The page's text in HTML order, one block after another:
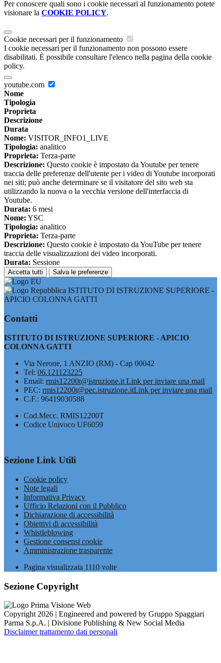
Per conoscere quali sono i cookie necessari al funzionamento potete
visionare la COOKIE POLICY.
Cookie necessari per il funzionamento
I cookie necessari per il funzionamento non possono essere
disabilitati. È possibile consultare l'elenco nella pagina della cookie
policy.
youtube.com
Nome
Tipologia
Proprieta
Descrizione
Durata
Nome: VISITOR_INFO1_LIVE
Tipologia: analitico
Proprieta: Terza-parte
Descrizione: Questo cookie è impostato da Youtube per tenere
traccia delle preferenze dell'utente per i video di Youtube incorporati
nei siti; può anche determinare se il visitatore del sito web sta
utilizzando la nuova o la vecchia versione dell'interfaccia di
Youtube.
Durata: 6 mesi
Nome: YSC
Tipologia: analitico
Proprieta: Terza-parte
Descrizione: Questo cookie è impostato da YouTube per tenere
traccia delle visualizzazioni dei video incorporati.
Durata: Sessione
Accetta tutti Salva le preferenze
ISTITUTO DI ISTRUZIONE SUPERIORE -
APICIO COLONNA GATTI
Contatti
ISTITUTO DI ISTRUZIONE SUPERIORE - APICIO
COLONNA GATTI
Via Nerone, 1 ANZIO (RM) - Cap 00042
Tel: 06.121123225
Email: rmis12200t@istruzione.it Link per inviare una mail
PEC: rmis12200t@pec.istruzione.itLink per inviare una mail
C.F.: 96419030588
Cod.Mecc. RMIS12200T
Codice Univoco UF6059
Sezione Link Utili
Cookie policy
Note legali
Informativa Privacy
Ufficio Relazioni con il Pubblico
Dichiarazione di accessibilità
Obiettivi di accessibilità
Whistleblowing
Gestione consensi cookie
Amministrazione trasparente
Pagina visualizzata 1110 volte
Sezione Copyright
Copyright 2026 | Engineered and powered by Gruppo Spaggiari
Parma S.p.A. | Divisione Publishing & New Social Media
Disclaimer trattamento dati personali